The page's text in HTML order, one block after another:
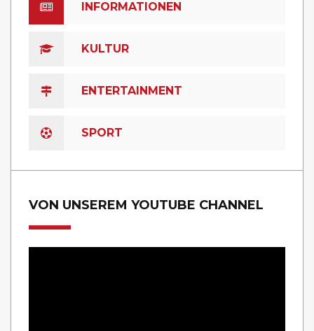
INFORMATIONEN
KULTUR
ENTERTAINMENT
SPORT
VON UNSEREM YOUTUBE CHANNEL